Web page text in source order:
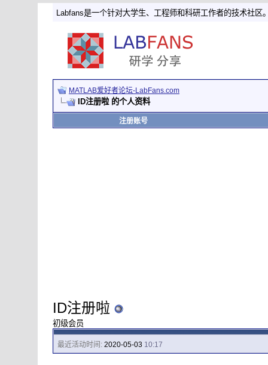
Labfans是一个针对大学生、工程师和科研工作者的技术社区
MATLAB爱好者论坛-LabFans.com
ID注册啦 的个人资料
注册账号
ID注册啦
初级会员
最近活动时间:2020-05-03 10:17